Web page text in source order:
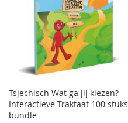
Tsjechisch Wat ga jij kiezen?
Interactieve Traktaat 100 stuks
bundle